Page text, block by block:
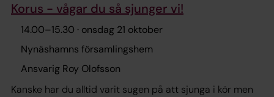
Korus - vågar du så sjunger vi!
14.00–15.30 · onsdag 21 oktober
Nynäshamns församlingshem
Ansvarig Roy Olofsson
Kanske har du alltid varit sugen på att sjunga i kör men